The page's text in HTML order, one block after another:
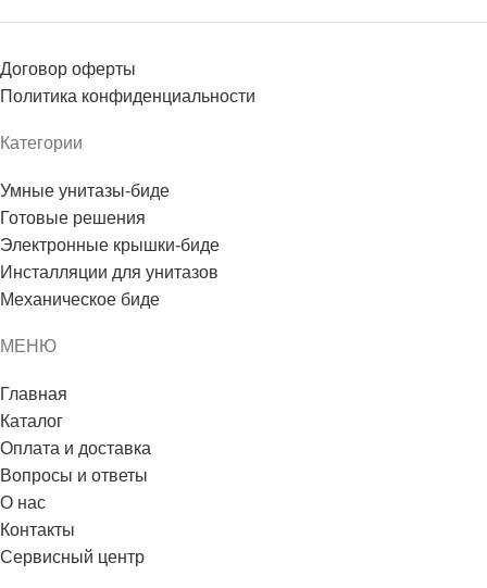
Договор оферты
Политика конфиденциальности
Категории
Умные унитазы-биде
Готовые решения
Электронные крышки-биде
Инсталляции для унитазов
Механическое биде
МЕНЮ
Главная
Каталог
Оплата и доставка
Вопросы и ответы
О нас
Контакты
Сервисный центр